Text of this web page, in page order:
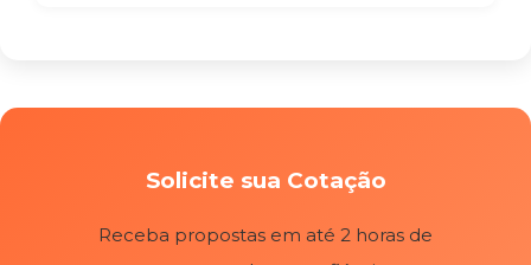
Solicite sua Cotação
Receba propostas em até 2 horas de